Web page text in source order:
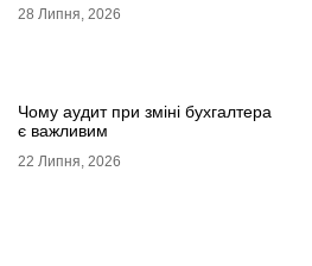
28 Липня, 2026
Чому аудит при зміні бухгалтера
є важливим
22 Липня, 2026